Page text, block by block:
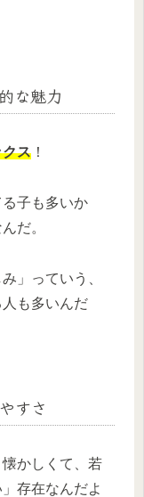
な魅力
ス ！
る子も多いか
だ。
」っていう、
も多いんだ
すさ
かしくて、若
存在なんだよ